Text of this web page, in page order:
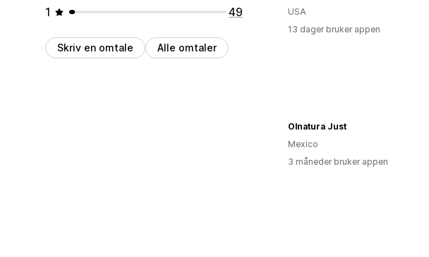
1
49
Skriv en omtale Alle omtaler
USA
13 dager bruker appen
Olnatura Just
Mexico
3 måneder bruker appen